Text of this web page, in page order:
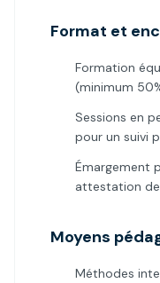
Format et
Formation
(minimum
Sessions en
pour un suivi
Émargement
attestation
Moyens
Méthodes